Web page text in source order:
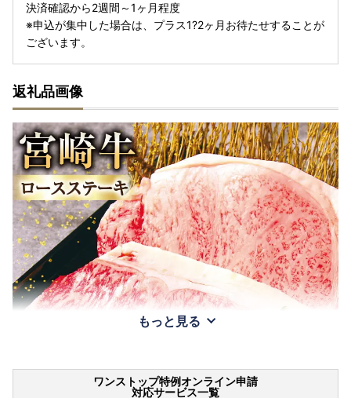
決済確認から2週間～1ヶ月程度
※申込が集中した場合は、プラス1?2ヶ月お待たせすることが
ございます。
返礼品画像
もっと見る
ワンストップ特例オンライン申請
対応サービス一覧